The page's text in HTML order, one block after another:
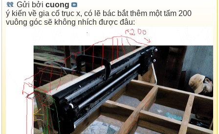
Gửi bởi cuong
ý kiến về gia cố trục x, có lẽ bác bắt thêm một tấm 200
vuông góc sẽ không nhích được đâu: